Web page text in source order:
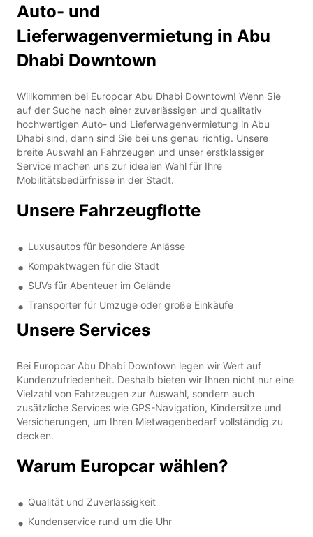
Auto- und
Lieferwagenvermietung in Abu
Dhabi Downtown
Willkommen bei Europcar Abu Dhabi Downtown! Wenn Sie
auf der Suche nach einer zuverlässigen und qualitativ
hochwertigen Auto- und Lieferwagenvermietung in Abu
Dhabi sind, dann sind Sie bei uns genau richtig. Unsere
breite Auswahl an Fahrzeugen und unser erstklassiger
Service machen uns zur idealen Wahl für Ihre
Mobilitätsbedürfnisse in der Stadt.
Unsere Fahrzeugflotte
Luxusautos für besondere Anlässe
Kompaktwagen für die Stadt
SUVs für Abenteuer im Gelände
Transporter für Umzüge oder große Einkäufe
Unsere Services
Bei Europcar Abu Dhabi Downtown legen wir Wert auf
Kundenzufriedenheit. Deshalb bieten wir Ihnen nicht nur eine
Vielzahl von Fahrzeugen zur Auswahl, sondern auch
zusätzliche Services wie GPS-Navigation, Kindersitze und
Versicherungen, um Ihren Mietwagenbedarf vollständig zu
decken.
Warum Europcar wählen?
Qualität und Zuverlässigkeit
Kundenservice rund um die Uhr